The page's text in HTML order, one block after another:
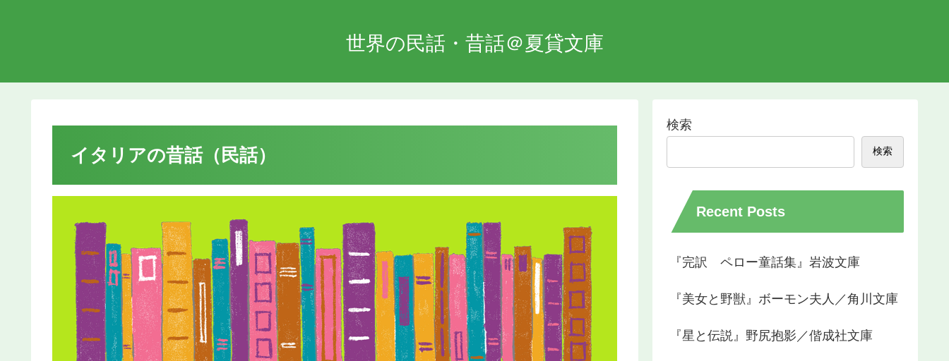
世界の民話・昔話＠夏貸文庫
イタリアの昔話（民話）
検索
検索
Recent Posts
『完訳 ペロー童話集』岩波文庫
『美女と野獣』ボーモン夫人／角川文庫
『星と伝説』野尻抱影／偕成社文庫